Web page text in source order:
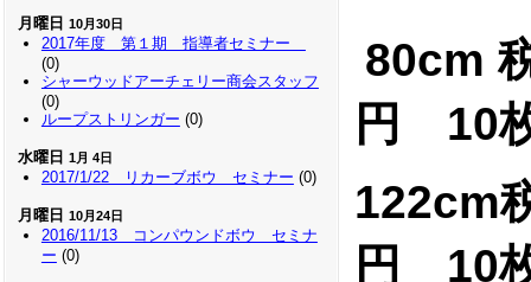
月曜日 10月30日
2017年度 第１期 指導者セミナー
(0)
シャーウッドアーチェリー商会スタッフ
(0)
ループストリンガー (0)
水曜日 1月 4日
2017/1/22 リカーブボウ セミナー (0)
月曜日 10月24日
2016/11/13 コンパウンドボウ セミナ
ー (0)
80cm
円 10
122cm
円 10